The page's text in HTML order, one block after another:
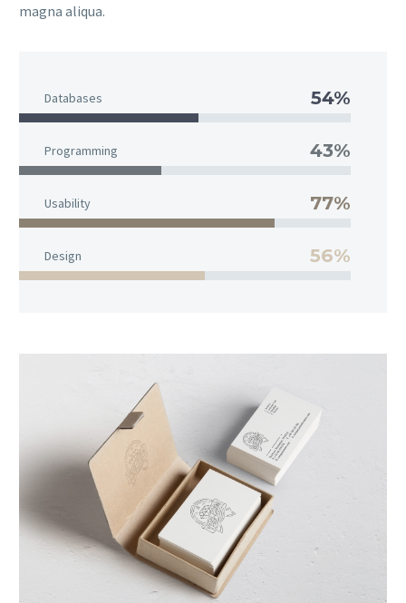
magna aliqua.
Databases 54%
Programming 43%
Usability 77%
Design 56%